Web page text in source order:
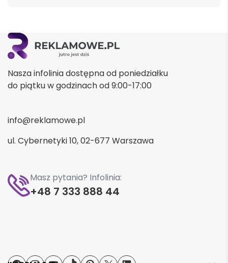
Nasza infolinia dostępna od poniedziałku
do piątku w godzinach od 9:00-17:00
info@reklamowe.pl
ul. Cybernetyki 10, 02-677 Warszawa
Masz pytania? Infolinia:
+48 7 333 888 44